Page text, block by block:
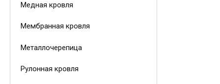
Медная кровля
Мембранная кровля
Металлочерепица
Рулонная кровля